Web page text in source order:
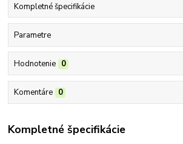
Kompletné špecifikácie
Parametre
Hodnotenie 0
Komentáre 0
Kompletné špecifikácie